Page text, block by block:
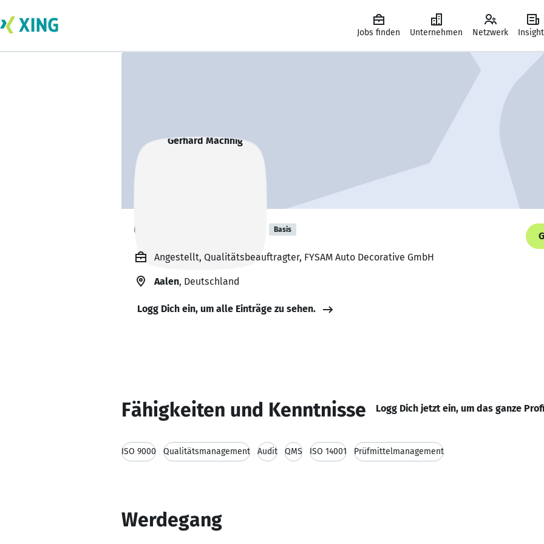
Jobs finden Unternehmen Netzwerk
Gerhard Machnig Basis
Angestellt, Qualitätsbeauftragter, FYSAM Auto Decorative GmbH
Aalen, Deutschland
Logg Dich ein, um alle Einträge zu sehen.
Fähigkeiten und Kenntnisse Logg Dich jetzt ein, um das ganze
ISO 9000 Qualitätsmanagement Audit QMS ISO 14001 Prüfmittelmanagement
Werdegang